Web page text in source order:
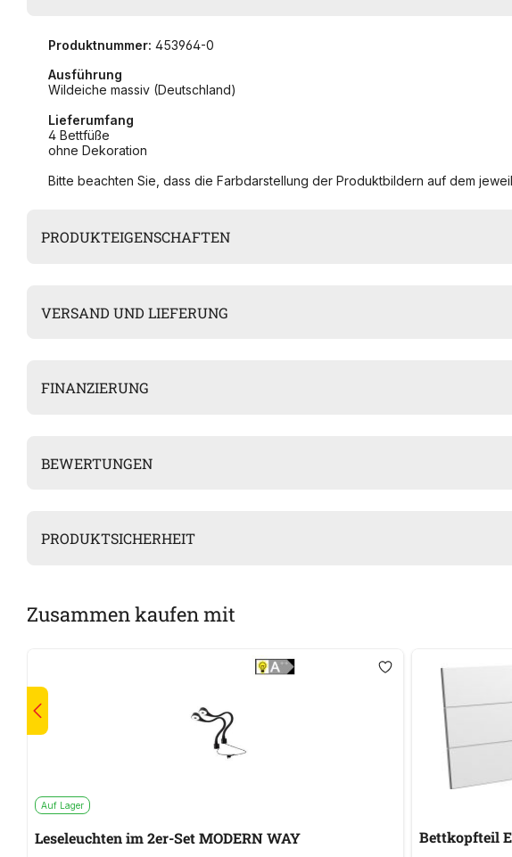
Produktnummer: 453964-0
Ausführung
Wildeiche massiv (Deutschland)
Lieferumfang
4 Bettfüße
ohne Dekoration
Bitte beachten Sie, dass die Farbdarstellung der Produktbildern auf dem
PRODUKTEIGENSCHAFTEN
VERSAND UND LIEFERUNG
FINANZIERUNG
BEWERTUNGEN
PRODUKTSICHERHEIT
Zusammen kaufen mit
Auf Lager
Leseleuchten im 2er-Set MODERN WAY Bettkopfteil